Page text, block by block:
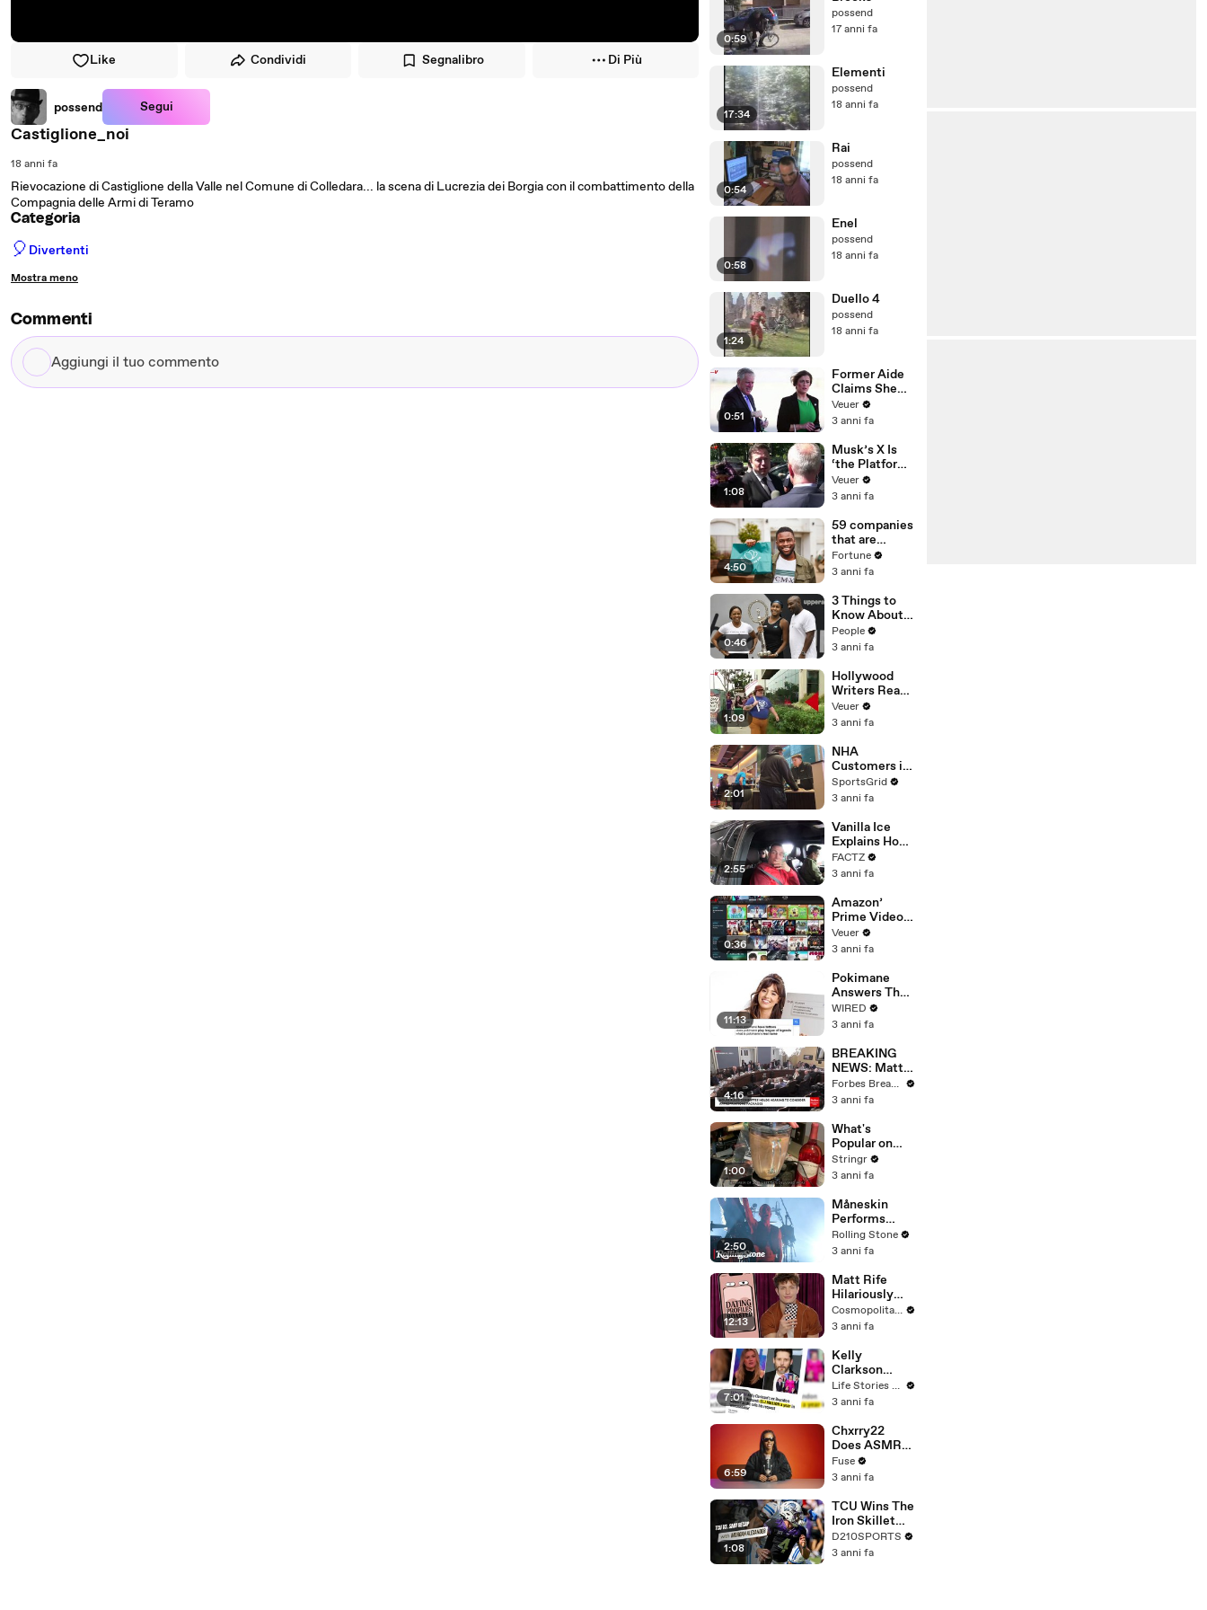
Like Condividi Segnalibro Di Più
possend Segui
Castiglione_noi
18 anni fa
Rievocazione di Castiglione della Valle nel Comune di Colledara... la scena di Lucrezia dei Borgia con il combattimento della
Compagnia delle Armi di Teramo
Categoria
🎈 Divertenti
Mostra meno
Commenti
Aggiungi
il
0:59
possend
17 anni fa
17:34
Elementi
possend
18 anni fa
0:54
Rai
possend
18 anni fa
0:58
Enel
possend
18 anni fa
1:24
Duello 4
possend
18 anni fa
0:51
Former Aide
Claims She
Was Asked to
Make a ‘Hit
Trump
Veuer
3 anni fa
1:08
Musk’s X Is
‘the Platform
With the
Largest Ratio
Misinformatio
n or
Disinformatio
n’ Amongst
All Social
Media
Platforms
Veuer
3 anni fa
4:50
59 companies
that are
changing the
world: From
Chobani
Fortune
3 anni fa
0:46
3 Things to
Know About
Coco Gauff's
Parents
People
3 anni fa
1:09
Hollywood
Writers Reach
‘Tentative
Agreement’
After 146 Day
Strike
Veuer
3 anni fa
2:01
NHA
Customers in
Limbo as
Company
Potential
Merger
SportsGrid
3 anni fa
2:55
Vanilla Ice
Explains How
the 90’s
Shaped
FACTZ
3 anni fa
0:36
Amazon’
Prime Video
Will Show
Commercials
Year
Veuer
3 anni fa
11:13
Pokimane
Answers The
Web's Most
Searched
WIRED
3 anni fa
4:16
BREAKING
NEWS: Matt
Gaetz Tells
House
'I'm Not Going
To Vote For A
Continuing
Resolution'
Forbes Breaking News
3 anni fa
1:00
What's
Popular on
Uber Eats?
Stringr
3 anni fa
2:50
Måneskin
Performs
"HONEY" at
MSG
Rolling Stone
3 anni fa
12:13
Matt Rife
Hilariously
Roasts Your
Dating
Cosmopolitan
Cosmopolitan USA
3 anni fa
7:01
Kelly
Clarkson
Fights Back
Against
Blackstock In
Devastating
Divorce
Battle
Life Stories By Goalcast
3 anni fa
6:59
Chxrry22
Does ASMR
with Matcha,
Talks Using
Escape &
Touring with
The Weeknd
Fuse
3 anni fa
1:08
TCU Wins The
Iron Skillet
With A 34-17
Win Over
D210SPORTS
3 anni fa